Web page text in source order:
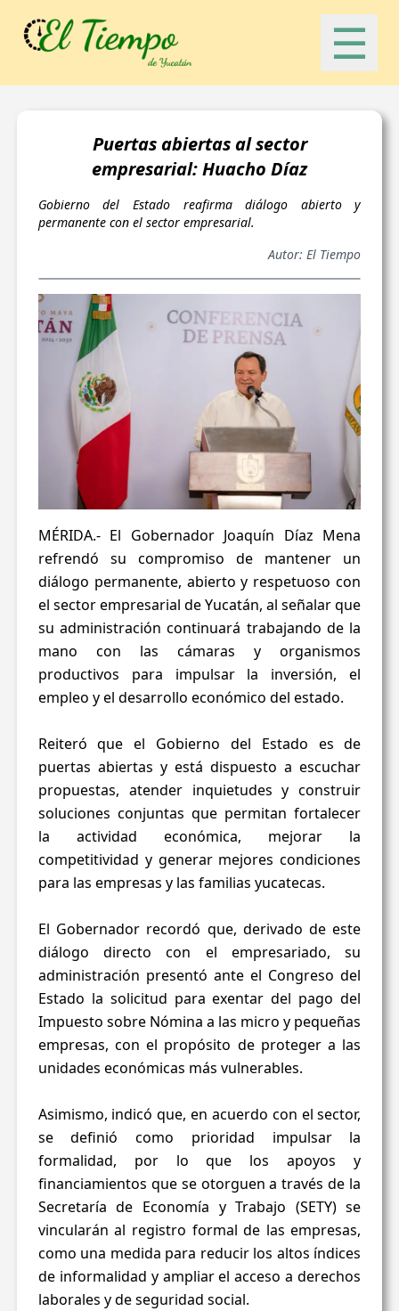
☰
Puertas abiertas al sector
empresarial: Huacho Díaz
Gobierno del Estado reafirma diálogo abierto y
permanente con el sector empresarial.
Autor: El Tiempo
MÉRIDA.- El Gobernador Joaquín Díaz Mena
refrendó su compromiso de mantener un
diálogo permanente, abierto y respetuoso con
el sector empresarial de Yucatán, al señalar que
su administración continuará trabajando de la
mano con las cámaras y organismos
productivos para impulsar la inversión, el
empleo y el desarrollo económico del estado.
Reiteró que el Gobierno del Estado es de
puertas abiertas y está dispuesto a escuchar
propuestas, atender inquietudes y construir
soluciones conjuntas que permitan fortalecer
la actividad económica, mejorar la
competitividad y generar mejores condiciones
para las empresas y las familias yucatecas.
El Gobernador recordó que, derivado de este
diálogo directo con el empresariado, su
administración presentó ante el Congreso del
Estado la solicitud para exentar del pago del
Impuesto sobre Nómina a las micro y pequeñas
empresas, con el propósito de proteger a las
unidades económicas más vulnerables.
Asimismo, indicó que, en acuerdo con el sector,
se definió como prioridad impulsar la
formalidad, por lo que los apoyos y
financiamientos que se otorguen a través de la
Secretaría de Economía y Trabajo (SETY) se
vincularán al registro formal de las empresas,
como una medida para reducir los altos índices
de informalidad y ampliar el acceso a derechos
laborales y de seguridad social.